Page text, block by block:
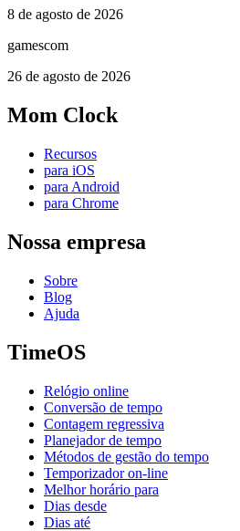
8 de agosto de 2026
gamescom
26 de agosto de 2026
Mom Clock
Recursos
para iOS
para Android
para Chrome
Nossa empresa
Sobre
Blog
Ajuda
TimeOS
Relógio online
Conversão de tempo
Contagem regressiva
Planejador de tempo
Métodos de gestão do tempo
Temporizador on-line
Melhor horário para
Dias desde
Dias até